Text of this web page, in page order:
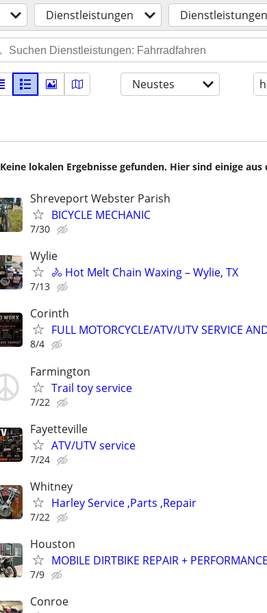
Dienstleistungen
Neustes
Keine lokalen Ergebnisse gefunden. Hier sind einige
Shreveport Webster Parish
BICYCLE MECHANIC
7/30
Wylie
🚴 Hot Melt Chain Waxing – Wylie, TX
7/13
Corinth
FULL MOTORCYCLE/ATV/UTV SERVICE
8/4
Farmington
Trail toy service
7/22
Fayetteville
ATV/UTV service
7/24
Whitney
Harley Service ,Parts ,Repair
7/22
Houston
MOBILE DIRTBIKE REPAIR + PERFORMANCE
7/9
Conroe